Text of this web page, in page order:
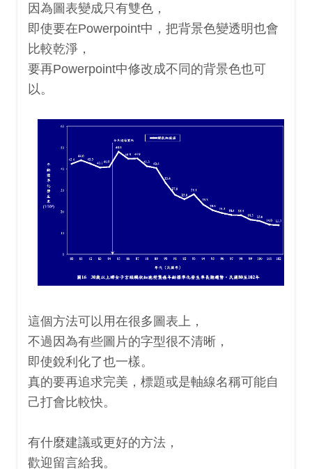
因為圖表變成只有雙色，
即使要在Powerpoint中，把背景色變透明也會
比較乾淨，
要再Powerpoint中修改成不同的背景色也可
以。
這個方法可以用在很多圖表上，
不過因為有些圖片的字型很不清晰，
即使銳利化了也一樣。
真的要再追求完美，標題或是軸線名稱可能自
己打會比較快。
有什麼建議或更好的方法，
歡迎留言給我。